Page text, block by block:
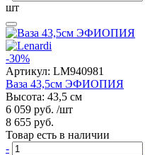
шт
-30%
Артикул: LM940981
Ваза 43,5см ЭФИОПИЯ
Высота: 43,5 см
6 059 руб. /шт
8 655 руб.
Товар есть в наличии
-